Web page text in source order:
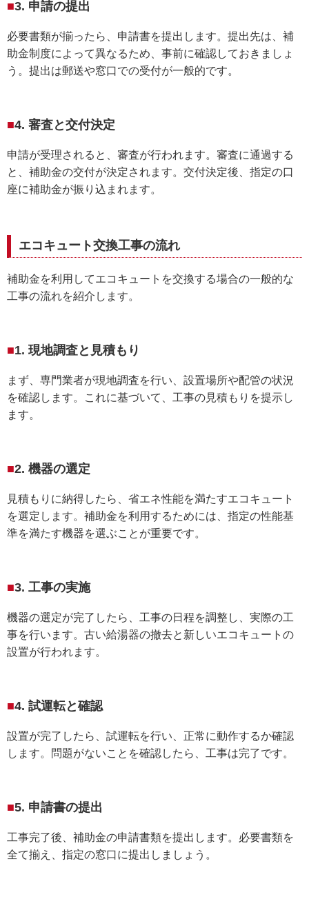
3. 申請の提出
必要書類が揃ったら、申請書を提出します。提出先は、補
助金制度によって異なるため、事前に確認しておきましょ
う。提出は郵送や窓口での受付が一般的です。
4. 審査と交付決定
申請が受理されると、審査が行われます。審査に通過する
と、補助金の交付が決定されます。交付決定後、指定の口
座に補助金が振り込まれます。
エコキュート交換工事の流れ
補助金を利用してエコキュートを交換する場合の一般的な
工事の流れを紹介します。
1. 現地調査と見積もり
まず、専門業者が現地調査を行い、設置場所や配管の状況
を確認します。これに基づいて、工事の見積もりを提示し
ます。
2. 機器の選定
見積もりに納得したら、省エネ性能を満たすエコキュート
を選定します。補助金を利用するためには、指定の性能基
準を満たす機器を選ぶことが重要です。
3. 工事の実施
機器の選定が完了したら、工事の日程を調整し、実際の工
事を行います。古い給湯器の撤去と新しいエコキュートの
設置が行われます。
4. 試運転と確認
設置が完了したら、試運転を行い、正常に動作するか確認
します。問題がないことを確認したら、工事は完了です。
5. 申請書の提出
工事完了後、補助金の申請書類を提出します。必要書類を
全て揃え、指定の窓口に提出しましょう。